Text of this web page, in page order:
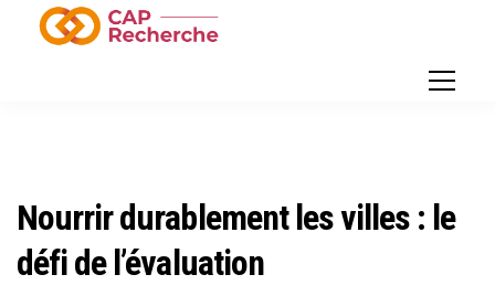
Nourrir durablement les villes : le
défi de l’évaluation